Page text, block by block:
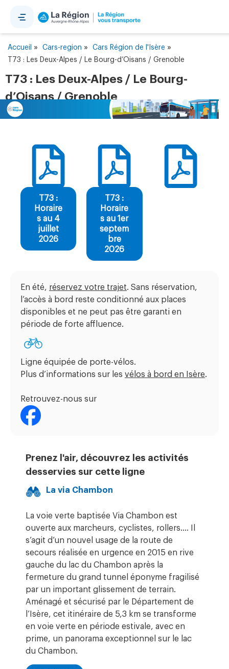
Accueil » Cars-region » Cars Région de l'Isère »
T73 : Les Deux-Alpes / Le Bourg-d’Oisans / Grenoble
T73 : Les Deux-Alpes / Le Bourg-
d’Oisans / Grenoble
T73 :
Horaire
s au 4
juillet
2026
T73 :
Horaire
s au 1er
septem
bre
2026
En été, réservez votre trajet. Sans réservation,
l’accès à bord reste conditionné aux places
disponibles et ne peut pas être garanti en
période de forte affluence.
Ligne équipée de porte-vélos.
Plus d’informations sur les vélos à bord en Isère.
Retrouvez-nous sur
Prenez l'air, découvrez les activités
desservies sur cette ligne
La via Chambon
La voie verte baptisée Via Chambon est
ouverte aux marcheurs, cyclistes, rollers…. Il
s’agit d’un nouvel usage de la route de
secours réalisée en urgence en 2015 en rive
gauche du lac du Chambon après la
fermeture du grand tunnel éponyme fragilisé
par un important glissement de terrain.
Aménagé et sécurisé par le Département de
l’Isère, cet itinéraire de 5,3 km se transforme
en voie verte en période estivale, avec en
prime, un panorama exceptionnel sur le lac
du Chambon.